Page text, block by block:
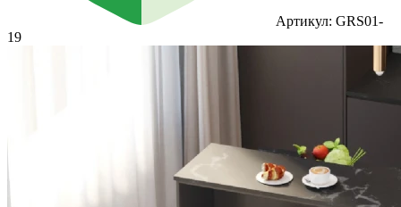
Артикул: GRS01-
19